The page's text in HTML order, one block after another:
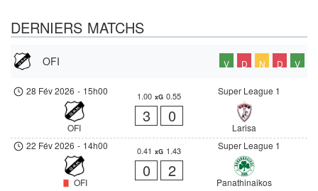
DERNIERS MATCHS
OFI V D N D V
Super League 1
28 Fév 2026 - 15h00
OFI
1.00 xG 0.55
3 0
Larisa
Super League 1
22 Fév 2026 - 14h00
OFI
0.41 xG 1.43
0 2
Panathinaikos